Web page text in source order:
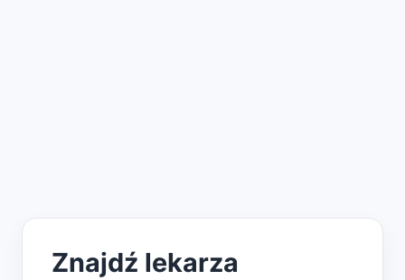
Znajdź lekarza